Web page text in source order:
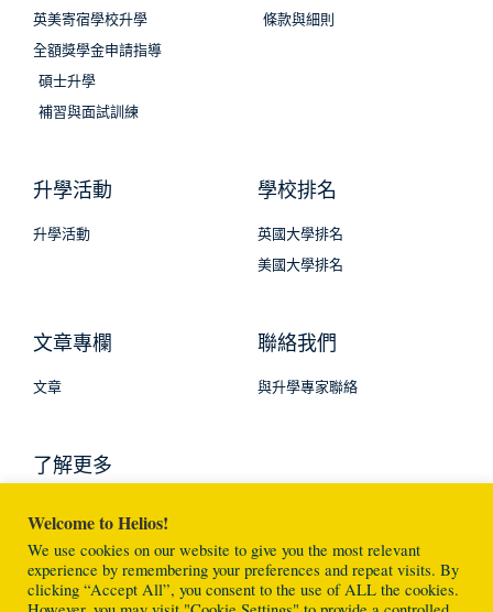
英美寄宿學校升學
全額獎學金申請指導
碩士升學
補習與面試訓練
條款與細則
升學活動
升學活動
學校排名
英國大學排名
美國大學排名
文章專欄
文章
聯絡我們
與升學專家聯絡
了解更多
Welcome to Helios!
We use cookies on our website to give you the most relevant
experience by remembering your preferences and repeat visits. By
clicking “Accept All”, you consent to the use of ALL the cookies.